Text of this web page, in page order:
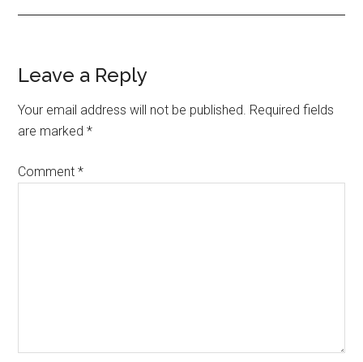
Reader
Interactions
Leave a Reply
Your email address will not be published. Required fields
are marked*
Comment*